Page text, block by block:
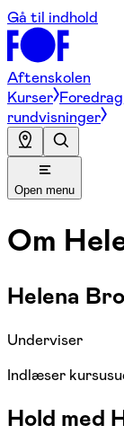
Gå til indhold
Aftenskolen
Kurser
rundvisninger
Open menu
Om
Helena
Underviser
Indlæser
Hold med